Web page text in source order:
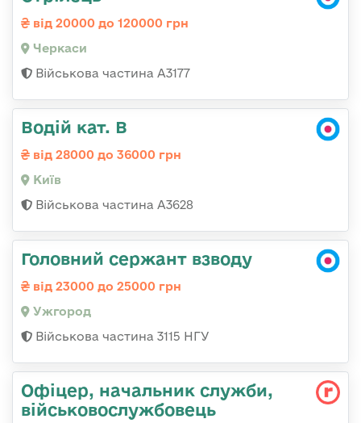
від 20000 до 120000 грн
Черкаси
Військова частина А3177
Водій кат. В
від 28000 до 36000 грн
Київ
Військова частина А3628
Головний сержант взводу
від 23000 до 25000 грн
Ужгород
Військова частина 3115 НГУ
Офіцер, начальник служби,
військовослужбовець